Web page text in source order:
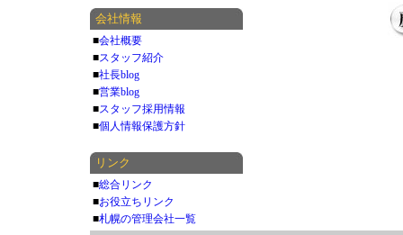
会社情報
■会社概要
■スタッフ紹介
■社長blog
■営業blog
■スタッフ採用情報
■個人情報保護方針
リンク
■総合リンク
■お役立ちリンク
■札幌の管理会社一覧